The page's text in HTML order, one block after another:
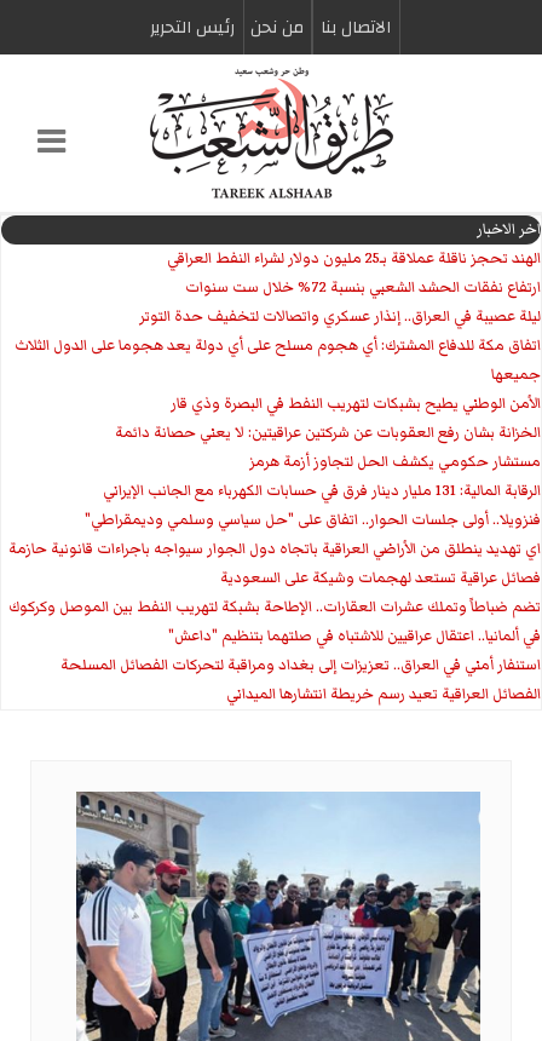
الاتصال بنا من نحن رئیس التحریر
اخر الاخبار
الهند تحجز ناقلة عملاقة بـ25 مليون دولار لشراء النفط العراقي
ارتفاع نفقات الحشد الشعبي بنسبة 72% خلال ست سنوات
ليلة عصيبة في العراق.. إنذار عسكري واتصالات لتخفيف حدة التوتر
‏اتفاق مكة للدفاع المشترك: أي هجوم مسلح على أي دولة يعد هجوما على الدول الثلاث
جميعها
الأمن الوطني يطيح بشبكات لتهريب النفط في البصرة وذي قار
الخزانة بشان رفع العقوبات عن شركتين عراقيتين: لا يعني حصانة دائمة
مستشار حكومي يكشف الحل لتجاوز أزمة هرمز
الرقابة المالية: 131 مليار دينار فرق في حسابات الكهرباء مع الجانب الإيراني
فنزويلا.. أولى جلسات الحوار.. اتفاق على "حل سياسي وسلمي وديمقراطي"
اي تهديد ينطلق من الأراضي العراقية باتجاه دول الجوار سيواجه باجراءات قانونية حازمة
فصائل عراقية تستعد لهجمات وشيكة على السعودية
تضم ضباطاً وتملك عشرات العقارات.. الإطاحة بشبكة لتهريب النفط بين الموصل وكركوك
في ألمانيا.. اعتقال عراقيين للاشتباه في صلتهما بتنظيم "داعش"
استنفار أمني في العراق.. تعزيزات إلى بغداد ومراقبة لتحركات الفصائل المسلحة
الفصائل العراقية تعيد رسم خريطة انتشارها الميداني